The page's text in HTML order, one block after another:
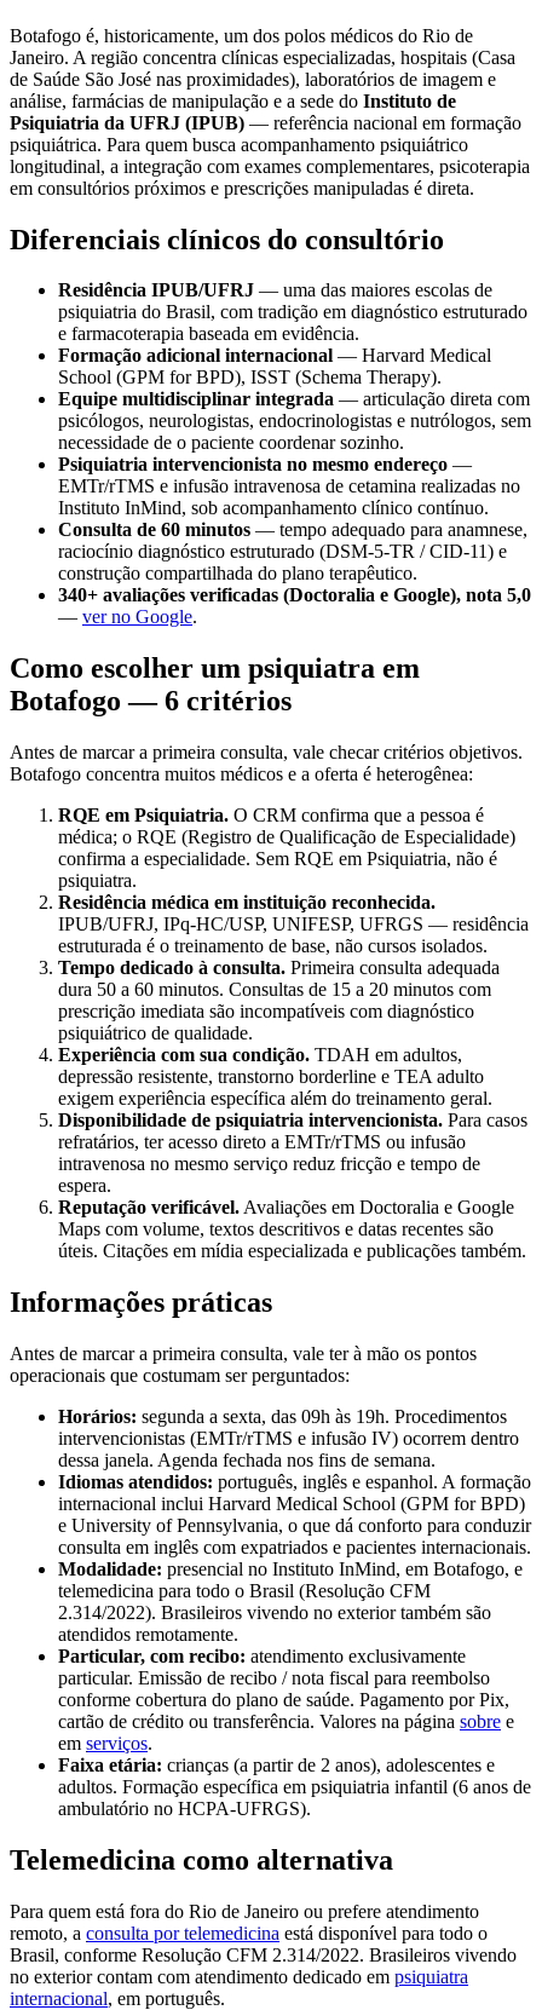
Botafogo é, historicamente, um dos polos médicos do Rio de
Janeiro. A região concentra clínicas especializadas, hospitais (Casa
de Saúde São José nas proximidades), laboratórios de imagem e
análise, farmácias de manipulação e a sede do Instituto de
Psiquiatria da UFRJ (IPUB) — referência nacional em formação
psiquiátrica. Para quem busca acompanhamento psiquiátrico
longitudinal, a integração com exames complementares, psicoterapia
em consultórios próximos e prescrições manipuladas é direta.
Diferenciais clínicos do consultório
Residência IPUB/UFRJ — uma das maiores escolas de
psiquiatria do Brasil, com tradição em diagnóstico estruturado
e farmacoterapia baseada em evidência.
Formação adicional internacional — Harvard Medical
School (GPM for BPD), ISST (Schema Therapy).
Equipe multidisciplinar integrada — articulação direta com
psicólogos, neurologistas, endocrinologistas e nutrólogos, sem
necessidade de o paciente coordenar sozinho.
Psiquiatria intervencionista no mesmo endereço —
EMTr/rTMS e infusão intravenosa de cetamina realizadas no
Instituto InMind, sob acompanhamento clínico contínuo.
Consulta de 60 minutos — tempo adequado para anamnese,
raciocínio diagnóstico estruturado (DSM-5-TR / CID-11) e
construção compartilhada do plano terapêutico.
340+ avaliações verificadas (Doctoralia e Google), nota 5,0
— ver no Google.
Como escolher um psiquiatra em
Botafogo — 6 critérios
Antes de marcar a primeira consulta, vale checar critérios objetivos.
Botafogo concentra muitos médicos e a oferta é heterogênea:
RQE em Psiquiatria. O CRM confirma que a pessoa é
médica; o RQE (Registro de Qualificação de Especialidade)
confirma a especialidade. Sem RQE em Psiquiatria, não é
psiquiatra.
Residência médica em instituição reconhecida.
IPUB/UFRJ, IPq-HC/USP, UNIFESP, UFRGS — residência
estruturada é o treinamento de base, não cursos isolados.
Tempo dedicado à consulta. Primeira consulta adequada
dura 50 a 60 minutos. Consultas de 15 a 20 minutos com
prescrição imediata são incompatíveis com diagnóstico
psiquiátrico de qualidade.
Experiência com sua condição. TDAH em adultos,
depressão resistente, transtorno borderline e TEA adulto
exigem experiência específica além do treinamento geral.
Disponibilidade de psiquiatria intervencionista. Para casos
refratários, ter acesso direto a EMTr/rTMS ou infusão
intravenosa no mesmo serviço reduz fricção e tempo de
espera.
Reputação verificável. Avaliações em Doctoralia e Google
Maps com volume, textos descritivos e datas recentes são
úteis. Citações em mídia especializada e publicações também.
Informações práticas
Antes de marcar a primeira consulta, vale ter à mão os pontos
operacionais que costumam ser perguntados:
Horários: segunda a sexta, das 09h às 19h. Procedimentos
intervencionistas (EMTr/rTMS e infusão IV) ocorrem dentro
dessa janela. Agenda fechada nos fins de semana.
Idiomas atendidos: português, inglês e espanhol. A formação
internacional inclui Harvard Medical School (GPM for BPD)
e University of Pennsylvania, o que dá conforto para conduzir
consulta em inglês com expatriados e pacientes internacionais.
Modalidade: presencial no Instituto InMind, em Botafogo, e
telemedicina para todo o Brasil (Resolução CFM
2.314/2022). Brasileiros vivendo no exterior também são
atendidos remotamente.
Particular, com recibo: atendimento exclusivamente
particular. Emissão de recibo / nota fiscal para reembolso
conforme cobertura do plano de saúde. Pagamento por Pix,
cartão de crédito ou transferência. Valores na página sobre e
em serviços.
Faixa etária: crianças (a partir de 2 anos), adolescentes e
adultos. Formação específica em psiquiatria infantil (6 anos de
ambulatório no HCPA-UFRGS).
Telemedicina como alternativa
Para quem está fora do Rio de Janeiro ou prefere atendimento
remoto, a consulta por telemedicina está disponível para todo o
Brasil, conforme Resolução CFM 2.314/2022. Brasileiros vivendo
no exterior contam com atendimento dedicado em psiquiatra
internacional, em português.